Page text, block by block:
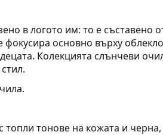
в логото им: то е съставено
фокусира основно върху
Колекцията слънчеви
тонове на кожата и черна,